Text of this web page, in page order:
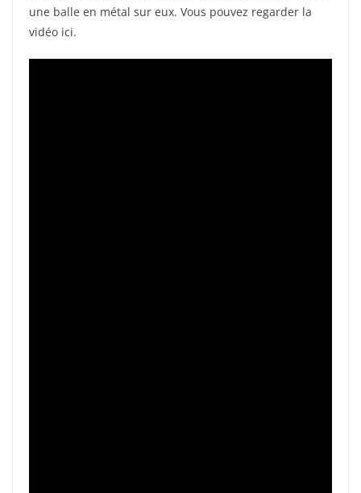
une balle en métal sur eux. Vous pouvez regarder la
vidéo ici.